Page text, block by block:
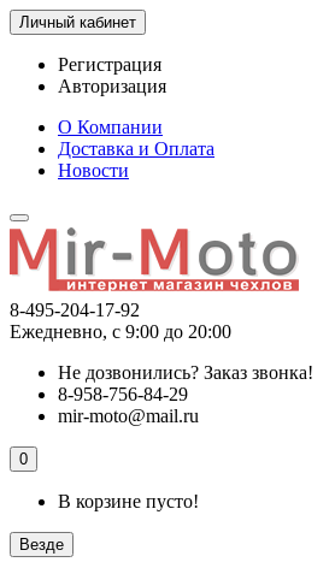
Личный кабинет
Регистрация
Авторизация
О Компании
Доставка и Оплата
Новости
8-495-204-17-92
Ежедневно, с 9:00 до 20:00
Не дозвонились? Заказ звонка!
8-958-756-84-29
mir-moto@mail.ru
0
В корзине пусто!
Везде